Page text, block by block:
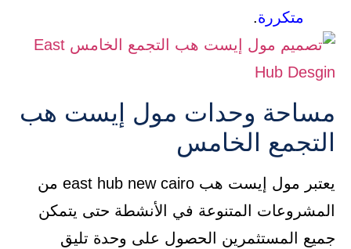
متكررة.
مساحة وحدات مول إيست هب
التجمع الخامس
يعتبر مول إيست هب east hub new cairo من
المشروعات المتنوعة في الأنشطة حتى يتمكن
جميع المستثمرين الحصول على وحدة تليق